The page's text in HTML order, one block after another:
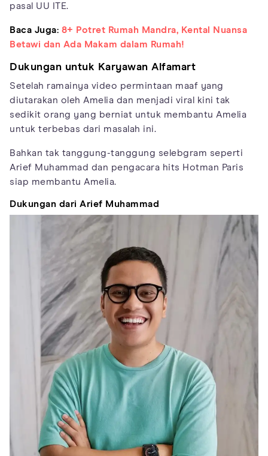
pasal UU ITE.
Baca Juga: 8+ Potret Rumah Mandra, Kental Nuansa
Betawi dan Ada Makam dalam Rumah!
Dukungan untuk Karyawan Alfamart
Setelah ramainya video permintaan maaf yang
diutarakan oleh Amelia dan menjadi viral kini tak
sedikit orang yang berniat untuk membantu Amelia
untuk terbebas dari masalah ini.
Bahkan tak tanggung-tanggung selebgram seperti
Arief Muhammad dan pengacara hits Hotman Paris
siap membantu Amelia.
Dukungan dari Arief Muhammad